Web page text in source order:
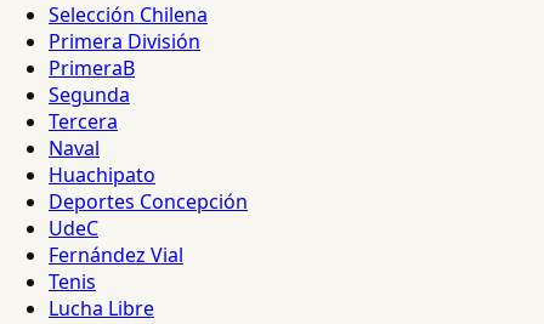
Selección Chilena
Primera División
PrimeraB
Segunda
Tercera
Naval
Huachipato
Deportes Concepción
UdeC
Fernández Vial
Tenis
Lucha Libre